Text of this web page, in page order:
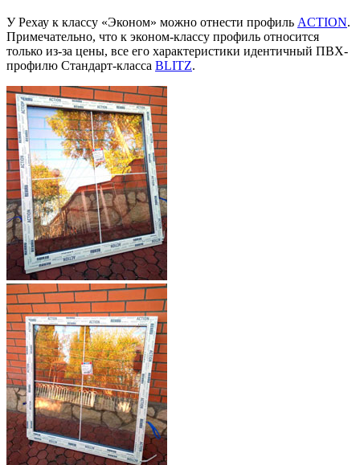
У Рехау к классу «Эконом» можно отнести профиль ACTION.
Примечательно, что к эконом-классу профиль относится
только из-за цены, все его характеристики идентичный ПВХ-
профилю Стандарт-класса BLITZ.